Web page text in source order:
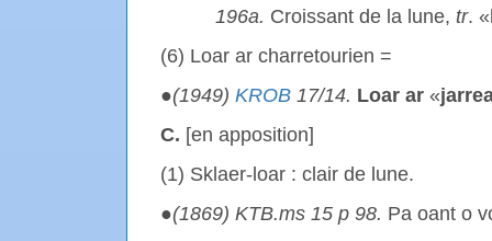
196a. Croissant de la lune, tr. «
(6) Loar ar charretourien =
●(1949) KROB 17/14. Loar ar «
C. [en apposition]
(1) Sklaer-loar : clair de lune.
●(1869) KTB.ms 15 p 98. Pa oant o